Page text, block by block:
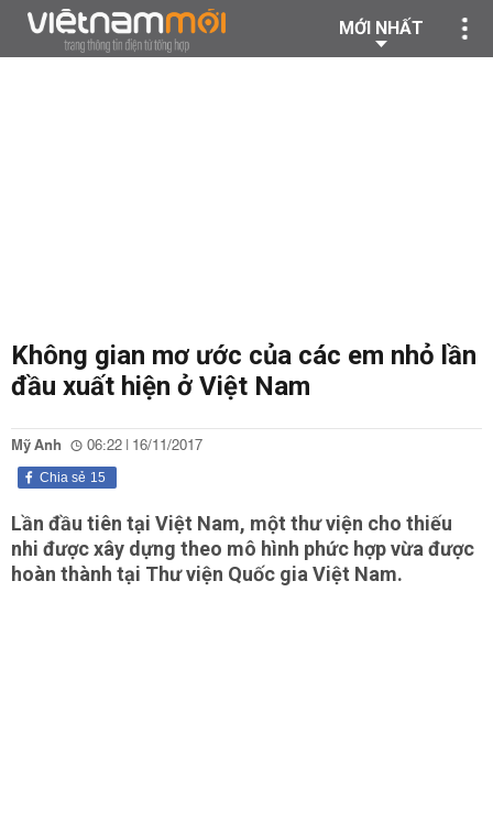
MỚI NHẤT
Không gian mơ ước của các em nhỏ lần
đầu xuất hiện ở Việt Nam
Mỹ Anh 06:22 | 16/11/2017
15
Chia sẻ
Lần đầu tiên tại Việt Nam, một thư viện cho thiếu
nhi được xây dựng theo mô hình phức hợp vừa được
hoàn thành tại Thư viện Quốc gia Việt Nam.